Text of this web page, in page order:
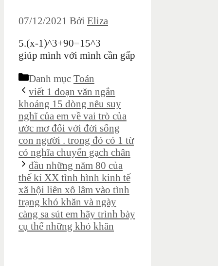
07/12/2021 Bởi Eliza
5.(x-1)^3+90=15^3
giúp mình với mình cần gấp
Danh mục Toán
viết 1 đoạn văn ngắn
khoảng 15 dòng nêu suy
nghĩ của em về vai trò của
ước mơ đối với đời sống
con người . trong đó có 1 từ
có nghĩa chuyển gạch chân
đầu những năm 80 của
thế kỉ XX tình hình kinh tế
xã hội liên xô lâm vào tình
trạng khó khăn và ngày
càng sa sút em hãy trình bày
cụ thể những khó khăn